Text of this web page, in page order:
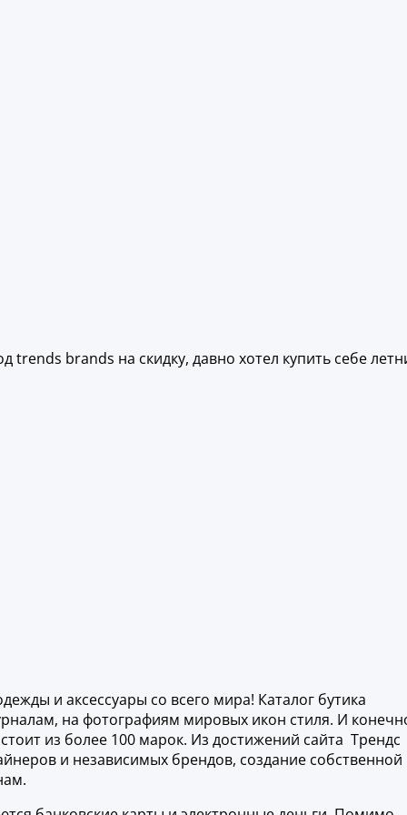
trends brands на скидку, давно хотел купить себе
и аксессуары со всего мира! Каталог бутика
на фотографиям мировых икон стиля. И
из более 100 марок. Из достижений сайта Трендс
и независимых брендов, создание собственной